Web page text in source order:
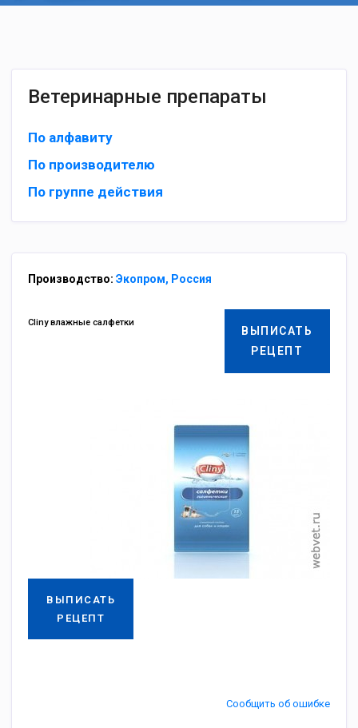
Ветеринарные препараты
По алфавиту
По производителю
По группе действия
Производство: Экопром, Россия
ВЫПИСАТЬ
РЕЦЕПТ
Cliny влажные салфетки
ВЫПИСАТЬ
РЕЦЕПТ
Сообщить об ошибке